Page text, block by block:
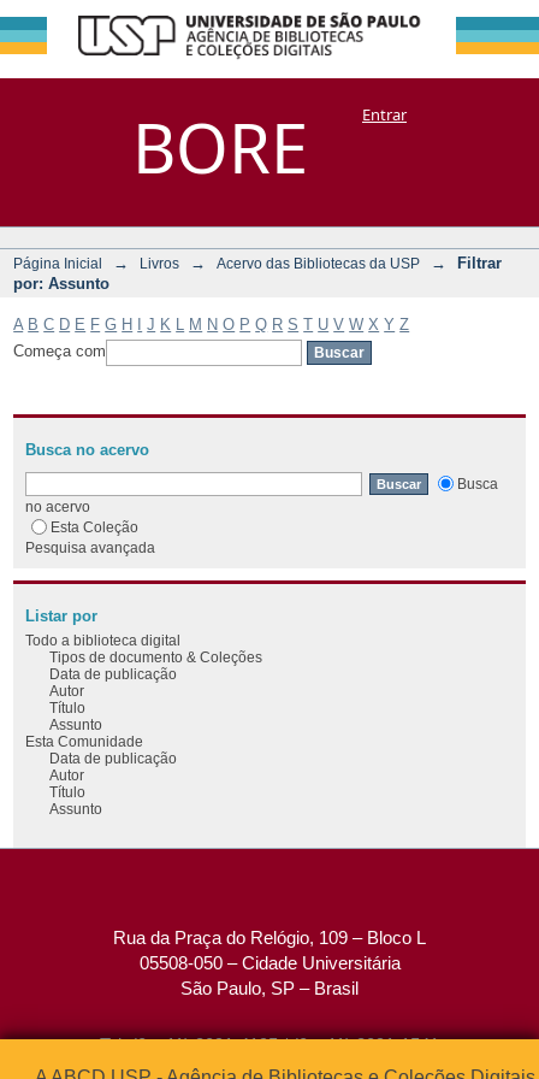
BORE
Filtrar por:
Assunto
DSpace/Manakin + CoriscoEntrar
Página Inicial → Livros → Acervo das Bibliotecas da USP →
Filtrar
por: Assunto
A B C D E F G H J K M N O P Q R S T U V W X Y Z
Começa com
Busca no acervo
Busca
no acervo
Esta Coleção
Pesquisa avançada
Listar por
Todo a biblioteca digital
Tipos de documento & Coleções
Data de publicação
Autor
Título
Assunto
Esta Comunidade
Data de publicação
Autor
Título
Assunto
Rua da Praça do Relógio, 109 – Bloco L
05508-050 – Cidade Universitária
São Paulo, SP – Brasil
Tel: (0xx11) 3091-4195 / (0xx11) 3091-1541
Fax: (0xx11) 3091-1567